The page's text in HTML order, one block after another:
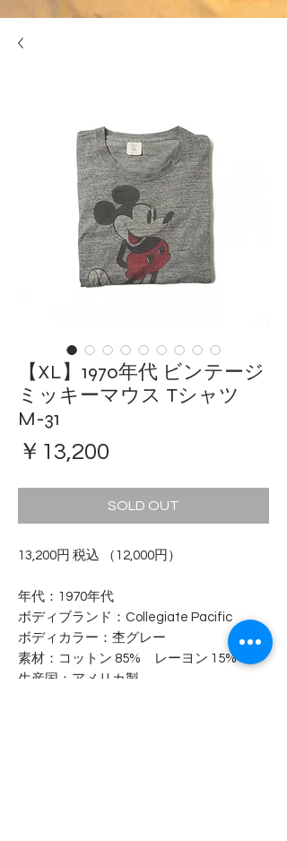
【XL】1970年代 ビンテージ
ミッキーマウス Tシャツ
M-31
￥13,200
SOLD OUT
13,200円 税込 （12,000円）
年代：1970年代
ボディブランド：Collegiate Pacific
ボディカラー：杢グレー
素材：コットン 85% レーヨン 15%
生産国：アメリカ製